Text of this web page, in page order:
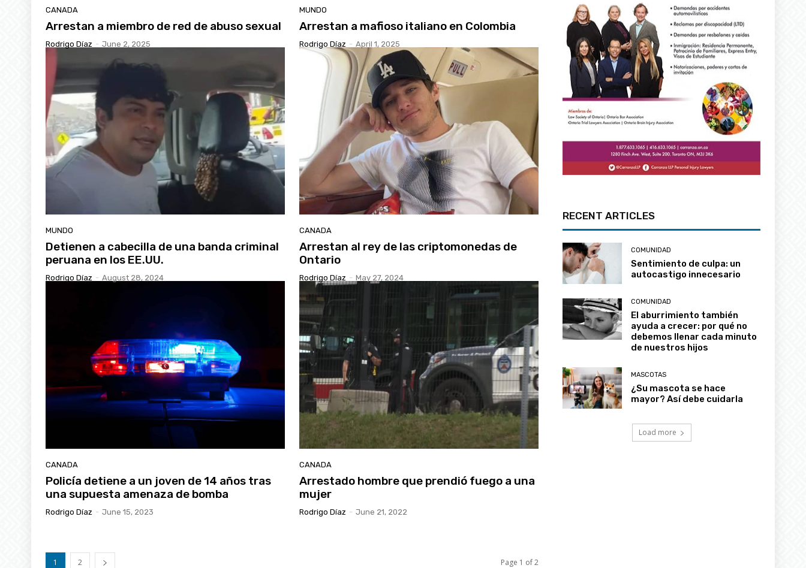
CANADA
Arrestan a miembro de red de abuso sexual
Rodrigo Díaz - June 2, 2025
MUNDO
Arrestan a mafioso italiano en Colombia
Rodrigo Díaz - April 1, 2025
MUNDO
Detienen a cabecilla de una banda criminal
peruana en los EE.UU.
Rodrigo Díaz - August 28, 2024
CANADA
Arrestan al rey de las criptomonedas de
Ontario
Rodrigo Díaz - May 27, 2024
CANADA
Policía detiene a un joven de 14 años tras
una supuesta amenaza de bomba
Rodrigo Díaz - June 15, 2023
CANADA
Arrestado hombre que prendió fuego a una
mujer
Rodrigo Díaz - June 21, 2022
1 2 Page 1 of 2
RECENT ARTICLES
COMUNIDAD
Sentimiento de culpa: un
autocastigo innecesario
COMUNIDAD
El aburrimiento también
ayuda a crecer: por qué no
debemos llenar cada minuto
de nuestros hijos
MASCOTAS
¿Su mascota se hace
mayor? Así debe cuidarla
Load more